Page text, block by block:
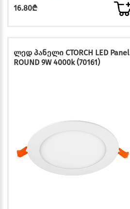
16.80₾
ლედ პანელი CTORCH LED Panel
ROUND 9W 4000k (70161)